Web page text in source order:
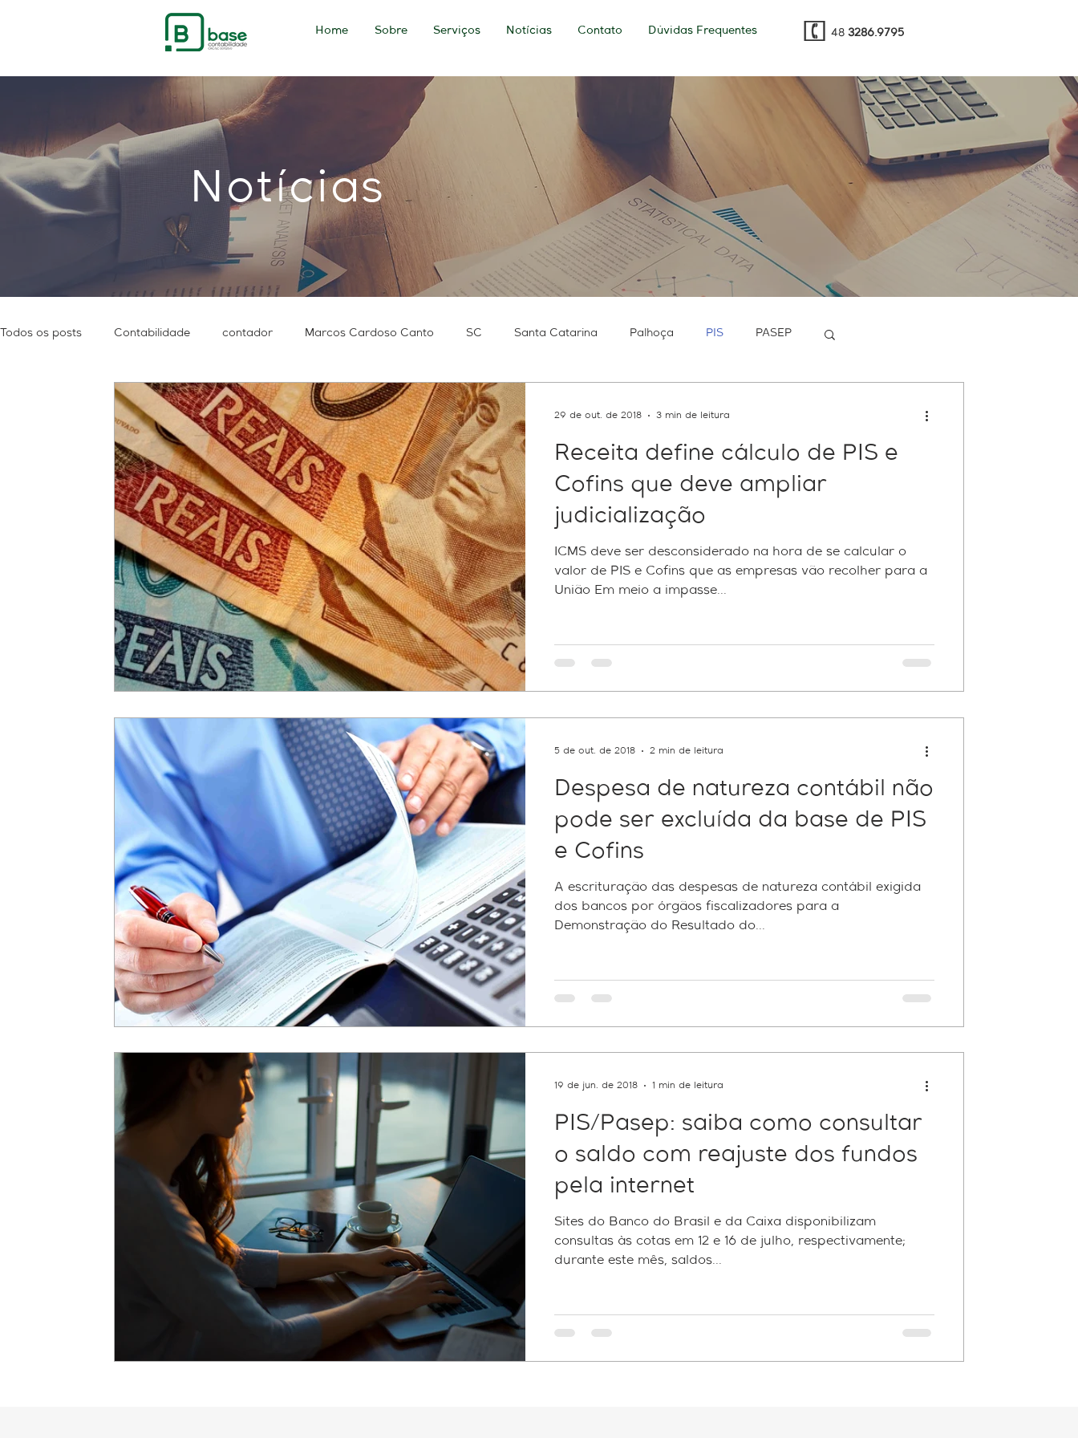
Home Sobre Serviços Notícias Contato Dúvidas Frequentes 48 3286.9795
Notícias
Todos os posts Contabilidade contador Marcos Cardoso Canto SC Santa Catarina Palhoça PIS PASEP
Banco do Brasil Caixa Econômica Federal Pert e-CAC
Consolidação de Débitos Débitos Previdenciários ICMS e-Social multa RH Reforma do IR
base de cálculo Base Contabilidade tecnologia Sped fundos patriminiais
Receita define cálculo de PIS e
Cofins que deve ampliar
judicialização
ICMS deve ser desconsiderado na hora de se calcular o
valor de PIS e Cofins que as empresas vão recolher para a
União Em meio a impasse...
29 de out. de 2018 3 min de leitura
Despesa de natureza contábil não
pode ser excluída da base de PIS
e Cofins
A escrituração das despesas de natureza contábil exigida
dos bancos por órgãos fiscalizadores para a
Demonstração do Resultado do...
5 de out. de 2018 2 min de leitura
PIS/Pasep: saiba como consultar
o saldo com reajuste dos fundos
pela internet
Sites do Banco do Brasil e da Caixa disponibilizam
consultas às cotas em 12 e 16 de julho, respectivamente;
durante este mês, saldos...
19 de jun. de 2018 1 min de leitura